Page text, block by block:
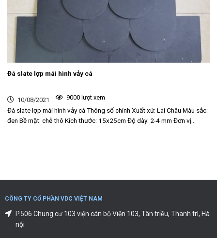
Đá slate lợp mái hình vảy cá
10/08/2021
Đá slate lợp mái hình vảy cá Thông số chính Xuất xứ: Lai Châu Màu sắc:
đen Bề mặt: chẻ thô Kích thước: 15x25cm Độ dày: 2-4 mm Đơn vị...
9000 lượt xem
CÔNG TY CỔ PHẦN VDC VIỆT NAM
P.506 Chung cư 103 viện cán bộ Viện 103, Tân triều, Thanh trì, Hà
nội